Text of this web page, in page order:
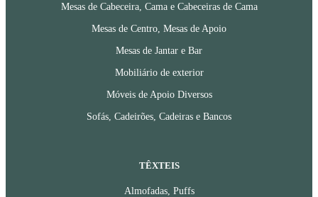
Mesas de Cabeceira, Cama e Cabeceiras de Cama
Mesas de Centro, Mesas de Apoio
Mesas de Jantar e Bar
Mobiliário de exterior
Móveis de Apoio Diversos
Sofás, Cadeirões, Cadeiras e Bancos
TÊXTEIS
Almofadas, Puffs